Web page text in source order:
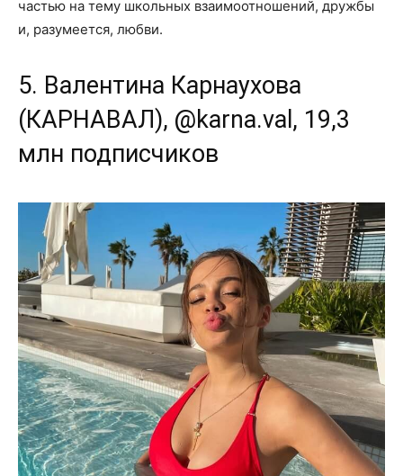
частью на тему школьных взаимоотношений, дружбы
и, разумеется, любви.
5. Валентина Карнаухова
(КАРНАВАЛ), @karna.val, 19,3
млн подписчиков